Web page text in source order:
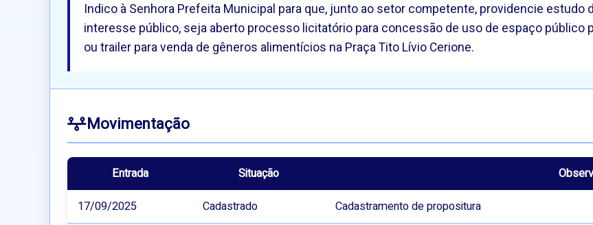
Indico à Senhora Prefeita Municipal para que, junto ao setor competente, providencie estudo
interesse público, seja aberto processo licitatório para concessão de uso de espaço
ou trailer para venda de gêneros alimentícios na Praça Tito Lívio Cerione.
Movimentação
Entrada Situação
17/09/2025
Cadastrado Cadastramento de propositura